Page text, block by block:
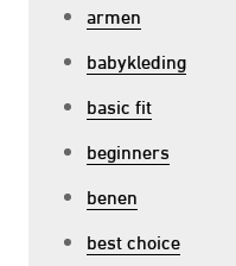
armen
babykleding
basic fit
beginners
benen
best choice